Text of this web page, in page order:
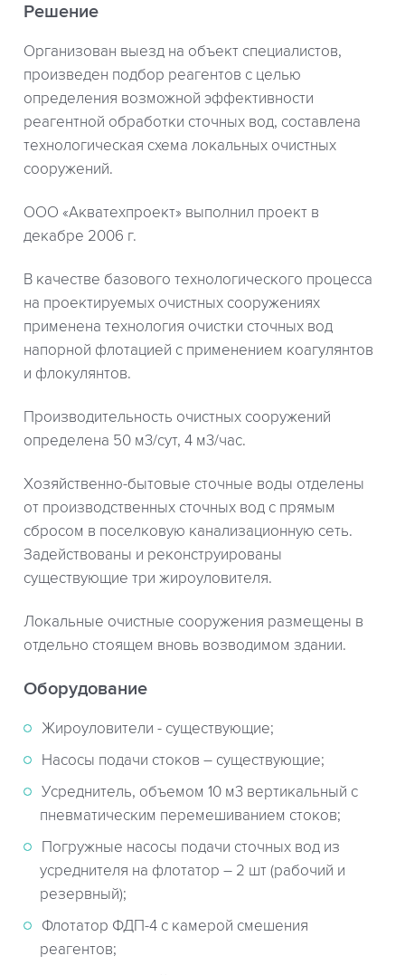
Решение
Организован выезд на объект специалистов,
произведен подбор реагентов с целью
определения возможной эффективности
реагентной обработки сточных вод, составлена
технологическая схема локальных очистных
сооружений.
ООО «Акватехпроект» выполнил проект в
декабре 2006 г.
В качестве базового технологического процесса
на проектируемых очистных сооружениях
применена технология очистки сточных вод
напорной флотацией с применением коагулянтов
и флокулянтов.
Производительность очистных сооружений
определена 50 м3/сут, 4 м3/час.
Хозяйственно-бытовые сточные воды отделены
от производственных сточных вод с прямым
сбросом в поселковую канализационную сеть.
Задействованы и реконструированы
существующие три жироуловителя.
Локальные очистные сооружения размещены в
отдельно стоящем вновь возводимом здании.
Оборудование
Жироуловители - существующие;
Насосы подачи стоков – существующие;
Усреднитель, объемом 10 м3 вертикальный с
пневматическим перемешиванием стоков;
Погружные насосы подачи сточных вод из
усреднителя на флотатор – 2 шт (рабочий и
резервный);
Флотатор ФДП-4 с камерой смешения
реагентов;